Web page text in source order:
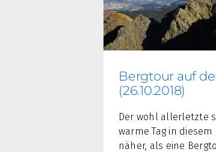
Bergtour auf
(26.10.2018)
Der wohl allerletzte
warme Tag in diesem
näher, als eine